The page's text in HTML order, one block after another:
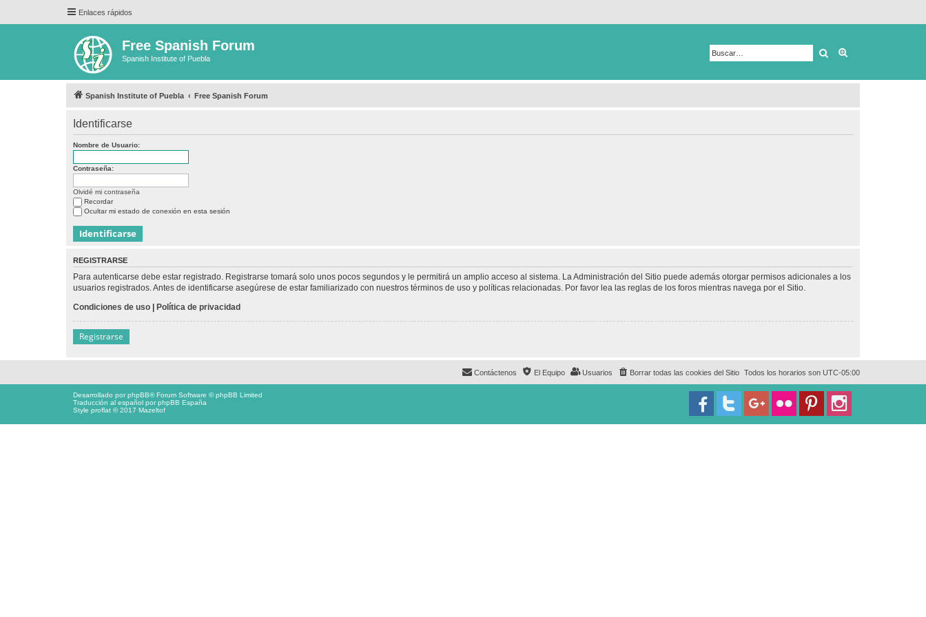
Enlaces rápidos
Free Spanish Forum
Spanish Institute of Puebla Buscar
Spanish Institute of Puebla Free Spanish Forum
Identificarse
Nombre de Usuario:
Contraseña:
Olvidé mi contraseña
Recordar
Ocultar mi estado de conexión en esta sesión
REGISTRARSE
Para autenticarse debe estar registrado. Registrarse tomará solo unos pocos segundos y le permitirá un amplio acceso al sistema. La Administración del Sitio puede además otorgar permisos adicionales a los
usuarios registrados. Antes de identificarse asegúrese de estar familiarizado con nuestros términos de uso y políticas relacionadas. Por favor lea las reglas de los foros mientras navega por el Sitio.
Condiciones de uso | Política de privacidad
Registrarse
Todos los horarios son UTC-05:00
Borrar todas las cookies del Sitio
Usuarios
El Equipo
Contáctenos
Desarrollado porphpBB® Forum Software © phpBB Limited
Traducción al español porphpBB España
Style proflat © 2017 Mazeltof